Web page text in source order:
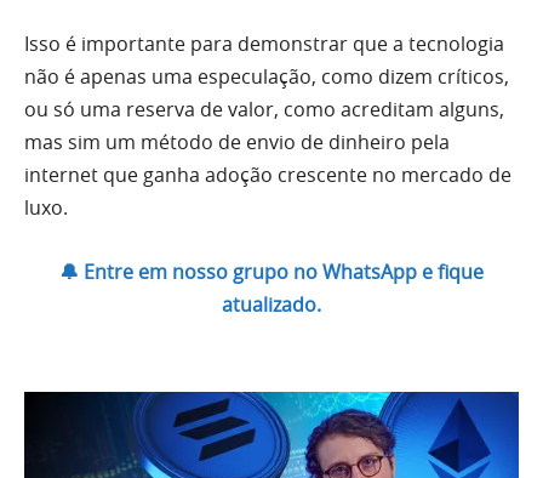
Isso é importante para demonstrar que a tecnologia
não é apenas uma especulação, como dizem críticos,
ou só uma reserva de valor, como acreditam alguns,
mas sim um método de envio de dinheiro pela
internet que ganha adoção crescente no mercado de
luxo.
🔔 Entre em nosso grupo no WhatsApp e fique
atualizado.